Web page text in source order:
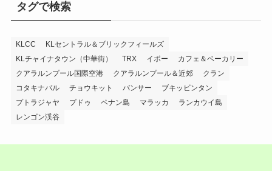
タグで検索
KLCC
KLセントラル＆ブリックフィールズ
KLチャイナタウン（中華街）
TRX イポー
カフェ＆ベーカリー
クアラルンプール国際空港
クアラルンプール＆近郊
クラン
コタキナバル
チョウキット バンサー
ブキッビンタン
プトラジャヤ
プドゥ ペナン島 マラッカ
ランカウイ島
レンゴン渓谷